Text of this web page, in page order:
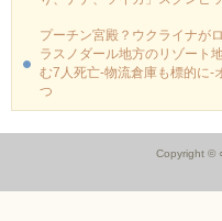
プーチン宮殿？ウクライナが
ラスノダール地方のリゾート
む7人死亡-物流倉庫も標的に
つ
Copyright ©